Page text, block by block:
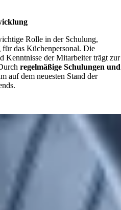
Rolle in der Schulung,
das Küchenpersonal. Die
Kenntnisse der Mitarbeiter trägt zur
regelmäßige Schulungen und
auf dem neuesten Stand der